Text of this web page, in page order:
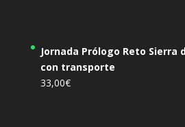
Jornada Prólogo Reto Sierra
con transporte
33,00€